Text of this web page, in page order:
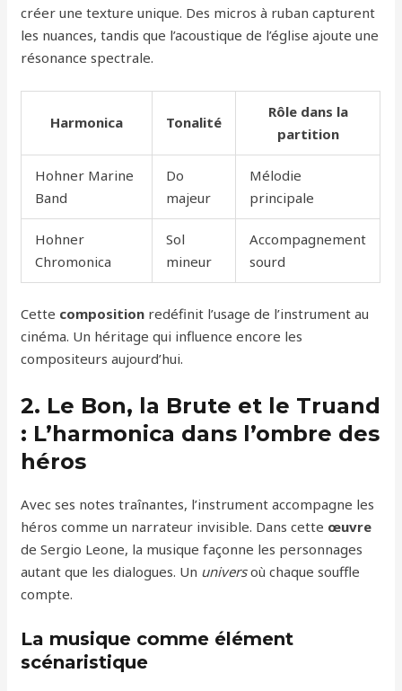
créer une texture unique. Des micros à ruban capturent
les nuances, tandis que l’acoustique de l’église ajoute une
résonance spectrale.
Harmonica Tonalité
Rôle dans la
partition
Hohner Marine
Band
Do
majeur
Mélodie
principale
Hohner
Chromonica
Sol
mineur
Accompagnement
sourd
Cette composition redéfinit l’usage de l’instrument au
cinéma. Un héritage qui influence encore les
compositeurs aujourd’hui.
2. Le Bon, la Brute et le Truand
: L’harmonica dans l’ombre des
héros
Avec ses notes traînantes, l’instrument accompagne les
héros comme un narrateur invisible. Dans cette œuvre
de Sergio Leone, la musique façonne les personnages
autant que les dialogues. Un universoù chaque souffle
compte.
La musique comme élément
scénaristique